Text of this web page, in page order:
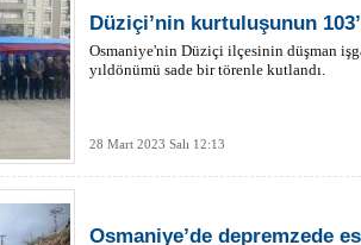
Düziçi’nin kurtuluşunun
Osmaniye'nin Düziçi ilçesinin düşman
yıldönümü sade bir törenle kutlandı.
28 Mart 2023 Salı 12:13
Osmaniye’de depremzede